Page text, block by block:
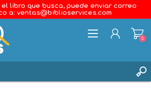
libro que busca, puede enviar correo
a: ventas@biblioservices.com
0